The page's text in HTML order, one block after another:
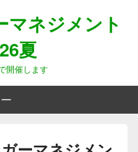
マネジメント
夏
開催します